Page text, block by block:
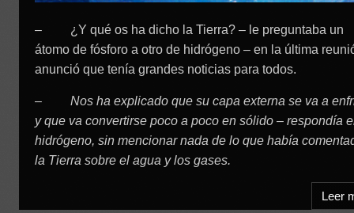
– ¿Y qué os ha dicho la Tierra? – le preguntaba un
átomo de fósforo a otro de hidrógeno – en la última
anunció que tenía grandes noticias para todos.
–Nos ha explicado que su capa externa se va a
y que va convertirse poco a poco en sólido – respondía
hidrógeno, sin mencionar nada de lo que había
la Tierra sobre el agua y los gases.
Leer